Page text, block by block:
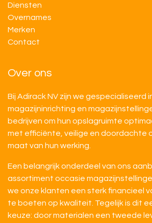
Diensten
Overnames
M​​erken
Contact
Over ons
Bij Adirack NV zijn we gespecialiseerd
magazijninrichting en
bedrijven om hun opslagruimte
met efficiënte, veilige en doordachte
maat van hun werking.
Een belangrijk onderdeel van ons
assortiment occasie
we onze klanten een sterk financieel
te boeten op kwaliteit. Tegelijk is dit
keuze: door materialen een tweede